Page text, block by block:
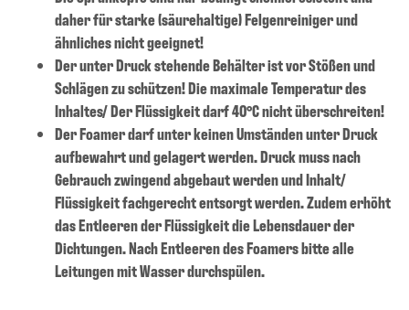
daher für starke (säurehaltige) Felgenreiniger und
ähnliches nicht geeignet!
Der unter Druck stehende Behälter ist vor Stößen und
Schlägen zu schützen! Die maximale Temperatur des
Inhaltes/ Der Flüssigkeit darf 40°C nicht überschreiten!
Der Foamer darf unter keinen Umständen unter Druck
aufbewahrt und gelagert werden. Druck muss nach
Gebrauch zwingend abgebaut werden und Inhalt/
Flüssigkeit fachgerecht entsorgt werden. Zudem erhöht
das Entleeren der Flüssigkeit die Lebensdauer der
Dichtungen. Nach Entleeren des Foamers bitte alle
Leitungen mit Wasser durchspülen.